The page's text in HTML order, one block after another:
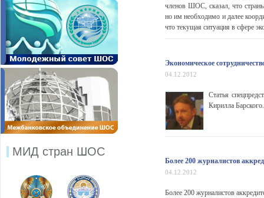
МИД стран ШОС
членов ШОС, сказал, что
но им необходимо и далее
что текущая ситуация в сфере
Экономическое
04.12.2012
Статья
Кирилла Барского.
Более 200 журналистов
04.12.2012
Более 200 журналистов